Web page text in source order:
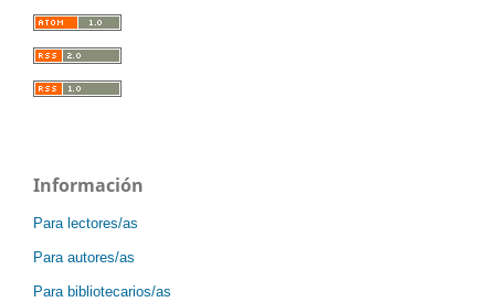
Información
Para lectores/as
Para autores/as
Para bibliotecarios/as